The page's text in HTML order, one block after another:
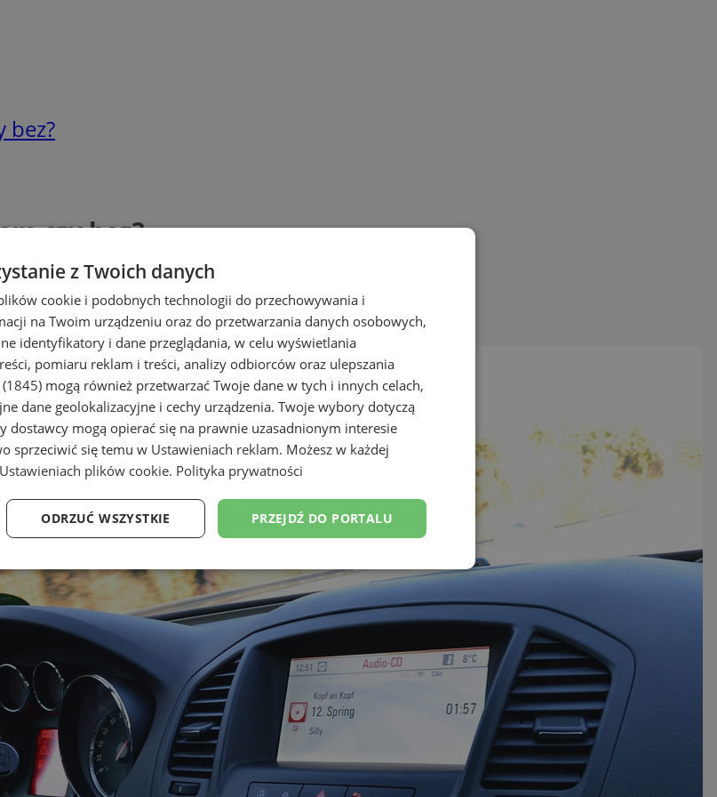
bez?
czy bez?
z Twoich danych
cookie i podobnych technologii do przechowywania i
na Twoim urządzeniu oraz do przetwarzania danych osobowych,
identyfikatory i dane przeglądania, w celu wyświetlania
pomiaru reklam i treści, analizy odbiorców oraz ulepszania
mogą również przetwarzać Twoje dane w tych i innych celach,
dane geolokalizacyjne i cechy urządzenia. Twoje wybory dotyczą
dostawcy mogą opierać się na prawnie uzasadnionym interesie
sprzeciwić się temu w Ustawieniach reklam. Możesz w każdej
Ustawieniach plików cookie. Polityka prywatności
PRZEJDŹ DO PORTALU
ODRZUĆ WSZYSTKIE
Targetowanie Funkcjonalność Niesklasyfikowane
Targetowanie Funkcjonalność Niesklasyfikowane
z podstawowych funkcji strony internetowej, takich jak logowanie użytkownika i
cookie nie można prawidłowo korzystać ze strony internetowej.
Domena
Okres
przechowywania
Opis